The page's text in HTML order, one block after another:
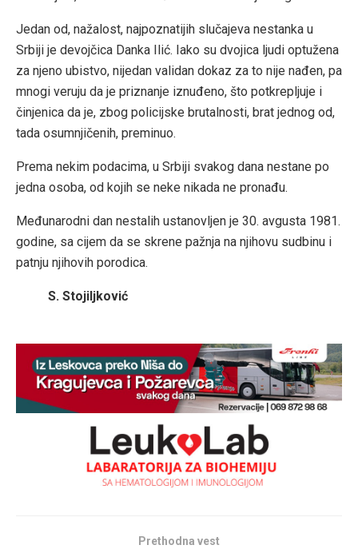
Jedan od, nažalost, najpoznatijih slučajeva nestanka u
Srbiji je devojčica Danka Ilić. Iako su dvojica ljudi optužena
za njeno ubistvo, nijedan validan dokaz za to nije nađen, pa
mnogi veruju da je priznanje iznuđeno, što potkrepljuje i
činjenica da je, zbog policijske brutalnosti, brat jednog od,
tada osumnjičenih, preminuo.
Prema nekim podacima, u Srbiji svakog dana nestane po
jedna osoba, od kojih se neke nikada ne pronađu.
Međunarodni dan nestalih ustanovljen je 30. avgusta 1981.
godine, sa cijem da se skrene pažnja na njihovu sudbinu i
patnju njihovih porodica.
S. Stojiljković
Prethodna vest